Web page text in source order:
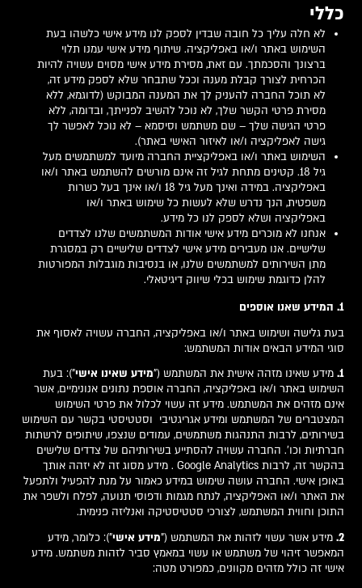
כללי
לא חלה עליך כל חובה שבדין לספק לנו מידע אישי כלשהו בעת
השימוש באתר ו/או באפליקציה. שיתוף מידע אישי עמנו תלוי
ברצונך והסכמתך. עם זאת, מסירת מידע אישי מסוים עשויה להיות
הכרחית לצורך קבלת מענה וככל שתבחר שלא לספק מידע זה,
לא תוכל החברה להעניק לך את המענה המבוקש (לדוגמא, ללא
מסירת פרטי הקשר שלך, לא נוכל להשיב לפנייתך, ובדומה, ללא
פרטי הגישה שלך – שם משתמש וסיסמא – לא נוכל לאפשר לך
גישה לאפליקציה ו/או לאיזור האישי באתר).
השימוש באתר ו/או באפליקציית החברה מיועד למשתמשים מעל
גיל 18. קטינים מתחת לגיל זה אינם מורשים להשתמש באתר ו/או
באפליקציה. במידה ואינך מעל גיל 18 ו/או אינך בעל כשרות
משפטית, הנך נדרש שלא לעשות כל שימוש באתר ו/או
באפליקציה ושלא לספק לנו כל מידע.
אנחנו לא מוכרים מידע אישי אודות המשתמשים שלנו לצדדים
שלישיים. אנו מעבירים מידע אישי לצדדים שלישיים רק במסגרת
מתן השירותים למשתמשים שלנו, או בנסיבות מוגבלות המפורטות
להלן כדוגמת שימוש בכלי שיווק דיגיטאלי.
1. המידע שאנו אוספים
בעת גלישה ושימוש באתר ו/או באפליקציה, החברה עשויה לאסוף את
סוגי המידע הבאים אודות המשתמש:
1. מידע שאינו מזהה אישית את המשתמש ("מידע שאינו אישי"): בעת
השימוש באתר ו/או באפליקציה, החברה אוספת נתונים אנונימיים, אשר
אינם מזהים את המשתמש. מידע זה עשוי לכלול את פרטי השימוש
המצטברים של המשתמש ומידע אגריגטיבי וסטטיסטי בקשר עם השימוש
בשירותים, לרבות התנהגות משתמשים, עמודים שנצפו, שיתופים לרשתות
חברתיות וכו'. החברה עשויה להסתייע בשירותיהם של צדדים שלישים
בהקשר זה, לרבות Google Analytics . מידע מסוג זה לא יזהה אותך
באופן אישי. החברה עושה שימוש במידע כאמור על מנת להפעיל ולתפעל
את האתר ו/או האפליקציה, לנתח מגמות ודפוסי תנועה, לפלח ולשפר את
התוכן וחווית המשתמש, לצורכי סטטיסטיקה ואנליזה פנימית.
2. מידע אשר עשוי לזהות את המשתמש ("מידע אישי"): כלומר, מידע
המאפשר זיהוי של משתמש או עשוי במאמץ סביר לזהות משתמש. מידע
אישי זה כולל מזהים מקוונים, כמפורט מטה: